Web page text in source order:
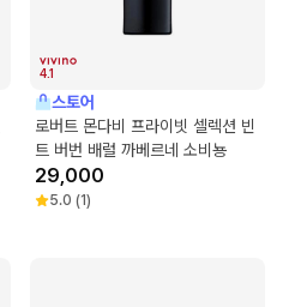
4.1
스토어
로버트 몬다비 프라이빗 셀렉션 빈
트 버번 배럴 까베르네 소비뇽
29,000
5.0 (1)